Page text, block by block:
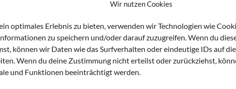
Wir nutzen Cookies
optimales Erlebnis zu bieten, verwenden wir Technologien wie
zu speichern und/oder darauf zuzugreifen. Wenn du
können wir Daten wie das Surfverhalten oder eindeutige IDs auf
Wenn du deine Zustimmung nicht erteilst oder zurückziehst,
und Funktionen beeinträchtigt werden.
Arbeitssicherheitsgesetz (ASiG) einerseits, durch die
gehören die Unterstützung bei der Durchführung
umfasst dieseGefährdungsbeurteilungeine komplette
zusätzlichen externen Experten, wie
erkannt und Maßnahmen zur Reduzierung dieser